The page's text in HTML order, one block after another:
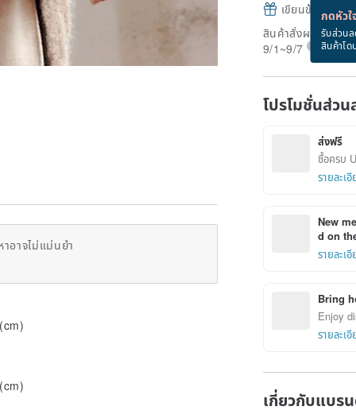
กดหัวใ
รับส่วนล
สินค้าโด
เขียนข้อความ
สินค้าสั่งผลิต" ใช้เว
9/1~9/7
โปรโมชั่นส่ว
ส่งฟรี
ซื้อครบ
รายละเ
New
d on
รายละเ
Bring
Enjoy
รายละเ
เกี่ยวกับแบร
อาจไม่แม่นยำ